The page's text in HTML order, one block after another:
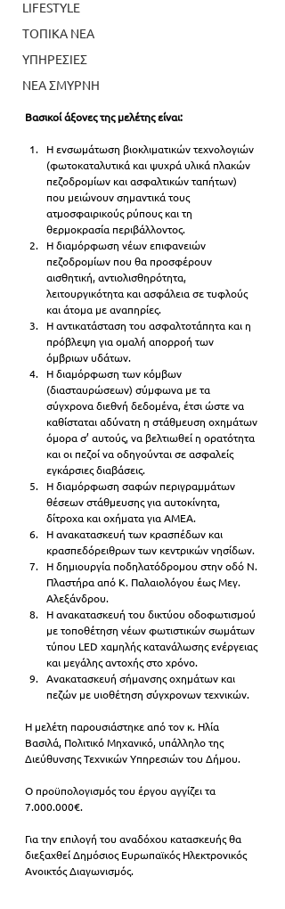
LIFESTYLE
ΤΟΠΙΚΑ ΝΕΑ
ΥΠΗΡΕΣΙΕΣ
ΝΕΑ ΣΜΥΡΝΗ
Βασικοί άξονες της μελέτης είναι:
Η ενσωμάτωση βιοκλιματικών τεχνολογιών
(φωτοκαταλυτικά και ψυχρά υλικά πλακών
πεζοδρομίων και ασφαλτικών ταπήτων)
που μειώνουν σημαντικά τους
ατμοσφαιρικούς ρύπους και τη
θερμοκρασία περιβάλλοντος.
Η διαμόρφωση νέων επιφανειών
πεζοδρομίων που θα προσφέρουν
αισθητική, αντιολισθηρότητα,
λειτουργικότητα και ασφάλεια σε τυφλούς
και άτομα με αναπηρίες.
Η αντικατάσταση του ασφαλτοτάπητα και η
πρόβλεψη για ομαλή απορροή των
όμβριων υδάτων.
Η διαμόρφωση των κόμβων
(διασταυρώσεων) σύμφωνα με τα
σύγχρονα διεθνή δεδομένα, έτσι ώστε να
καθίσταται αδύνατη η στάθμευση οχημάτων
όμορα σ’ αυτούς, να βελτιωθεί η ορατότητα
και οι πεζοί να οδηγούνται σε ασφαλείς
εγκάρσιες διαβάσεις.
Η διαμόρφωση σαφών περιγραμμάτων
θέσεων στάθμευσης για αυτοκίνητα,
δίτροχα και οχήματα για ΑΜΕΑ.
Η ανακατασκευή των κρασπέδων και
κρασπεδόρειθρων των κεντρικών νησίδων.
Η δημιουργία ποδηλατόδρομου στην οδό Ν.
Πλαστήρα από Κ. Παλαιολόγου έως Μεγ.
Αλεξάνδρου.
Η ανακατασκευή του δικτύου οδοφωτισμού
με τοποθέτηση νέων φωτιστικών σωμάτων
τύπου LED χαμηλής κατανάλωσης ενέργειας
και μεγάλης αντοχής στο χρόνο.
Ανακατασκευή σήμανσης οχημάτων και
πεζών με υιοθέτηση σύγχρονων τεχνικών.
Η μελέτη παρουσιάστηκε από τον κ. Ηλία
Βασιλά, Πολιτικό Μηχανικό, υπάλληλο της
Διεύθυνσης Τεχνικών Υπηρεσιών του Δήμου.
Ο προϋπολογισμός του έργου αγγίζει τα
7.000.000€.
Για την επιλογή του αναδόχου κατασκευής θα
διεξαχθεί Δημόσιος Ευρωπαϊκός Ηλεκτρονικός
Ανοικτός Διαγωνισμός.